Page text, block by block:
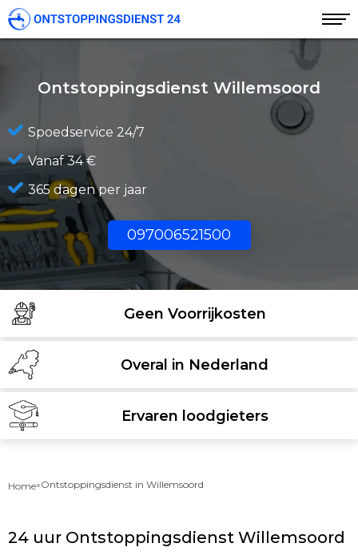
Ontstoppingsdienst Willemsoord
Spoedservice 24/7
Vanaf 34 €
365 dagen per jaar
097006521500
Geen Voorrijkosten
Overal in Nederland
Ervaren loodgieters
Home»Ontstoppingsdienst in Willemsoord
24 uur Ontstoppingsdienst Willemsoord